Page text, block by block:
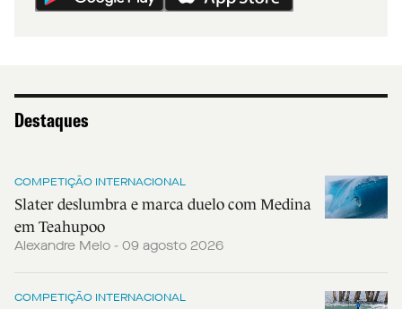
Destaques
COMPETIÇÃO INTERNACIONAL
Slater deslumbra e marca duelo com Medina
em Teahupoo
Alexandre Melo - 09 agosto 2026
COMPETIÇÃO INTERNACIONAL